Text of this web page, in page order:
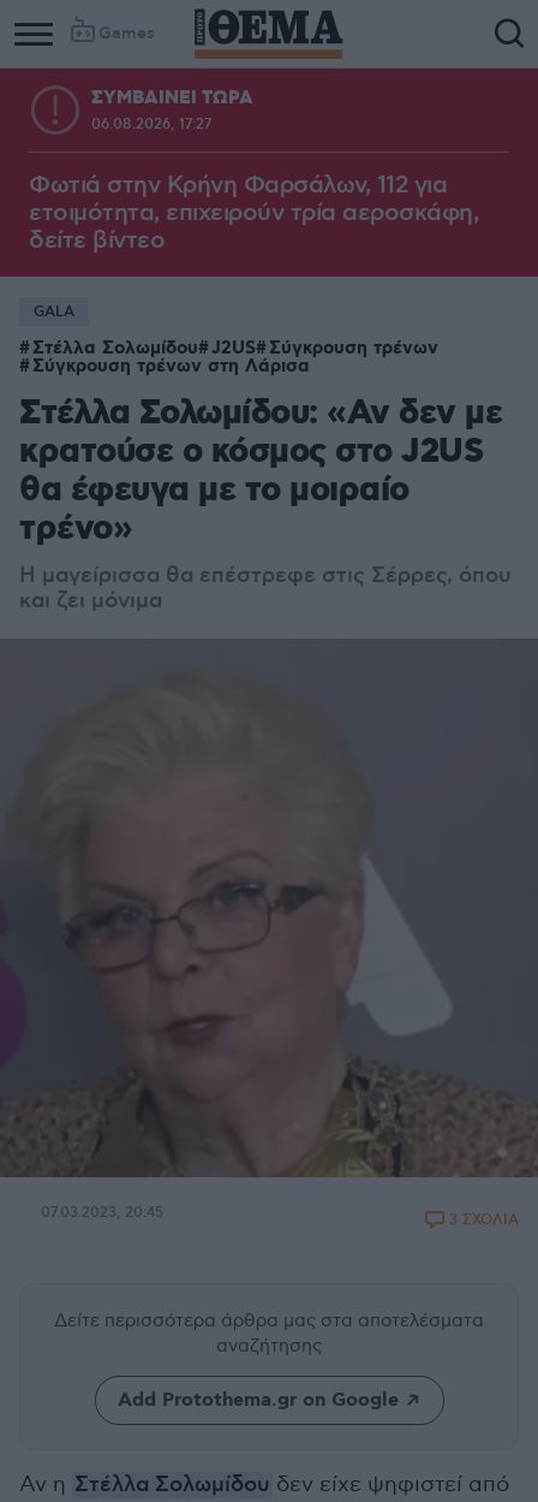
Games
ΣΥΜΒΑΙΝΕΙ ΤΩΡΑ
06.08.2026, 17:27
Φωτιά στην Κρήνη Φαρσάλων, 112 για
ετοιμότητα, επιχειρούν τρία αεροσκάφη,
δείτε βίντεο
GALA
Στέλλα Σολωμίδου J2US Σύγκρουση τρένων
Σύγκρουση τρένων στη Λάρισα
Στέλλα Σολωμίδου: «Αν δεν με
κρατούσε ο κόσμος στο J2US
θα έφευγα με το μοιραίο
τρένο»
Η μαγείρισσα θα επέστρεφε στις Σέρρες, όπου
και ζει μόνιμα
07.03.2023, 20:45 3 ΣΧΟΛΙΑ
Δείτε περισσότερα άρθρα μας στα αποτελέσματα
αναζήτησης
Add Protothema.gr on Google
Αν η Στέλλα Σολωμίδου δεν είχε ψηφιστεί από